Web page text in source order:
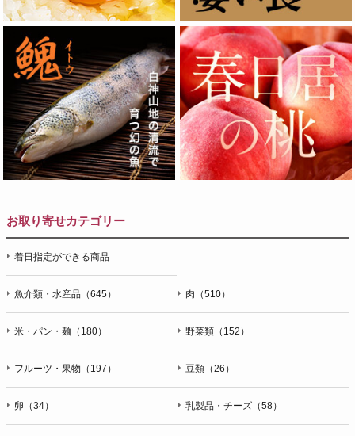
お取り寄せカテゴリー
着日指定ができる商品
魚介類・水産品（645） 肉（510）
米・パン・麺（180） 野菜類（152）
フルーツ・果物（197） 豆類（26）
卵（34） 乳製品・チーズ（58）